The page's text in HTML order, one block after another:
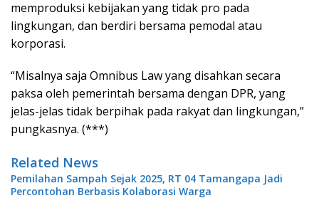
memproduksi kebijakan yang tidak pro pada
lingkungan, dan berdiri bersama pemodal atau
korporasi.
“Misalnya saja Omnibus Law yang disahkan secara
paksa oleh pemerintah bersama dengan DPR, yang
jelas-jelas tidak berpihak pada rakyat dan lingkungan,”
pungkasnya. (***)
Related News
Pemilahan Sampah Sejak 2025, RT 04 Tamangapa Jadi
Percontohan Berbasis Kolaborasi Warga